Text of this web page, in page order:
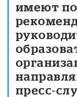
имеют
пресс-